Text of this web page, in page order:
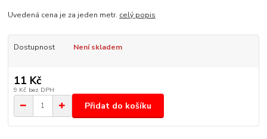
Uvedená cena je za jeden metr. celý popis
Dostupnost Není skladem
11 Kč
9 Kč bez DPH
Přidat do košíku